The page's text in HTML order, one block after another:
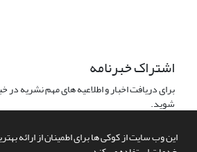
این وب سایت از کوکی ها برای اطمینان از ارائه
اشتراک خبرنامه
برای دریافت اخبار و اطلاعیه های مهم نشریه
شوید.